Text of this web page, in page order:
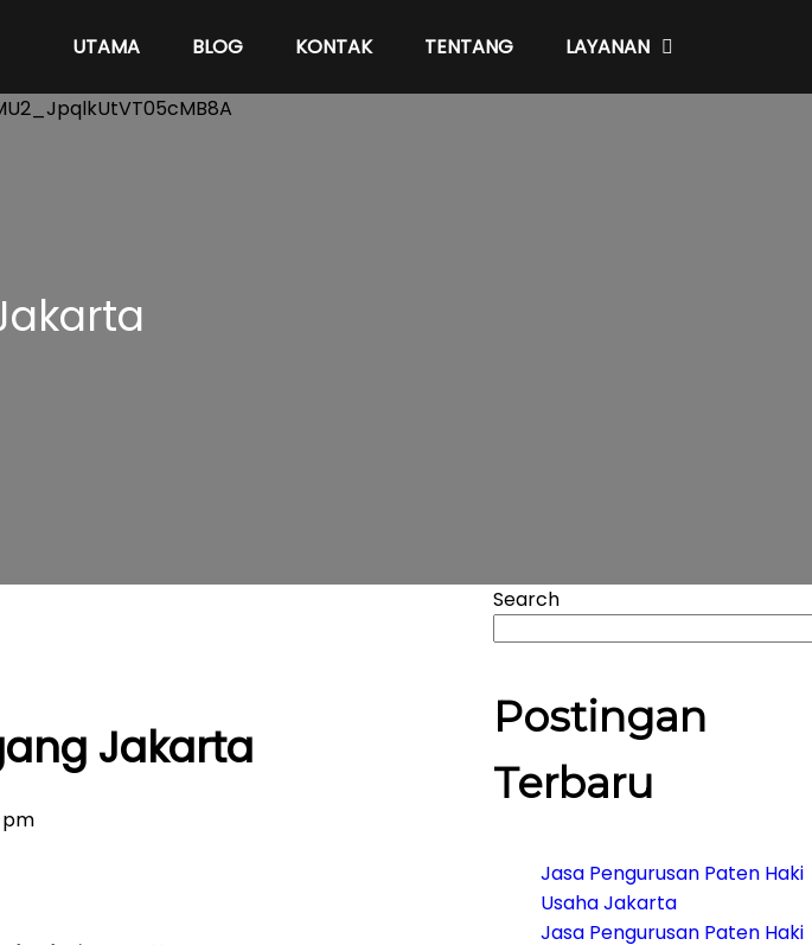
UTAMA BLOG KONTAK TENTANG LAYANAN
Jakarta
pm
Search
Postingan
Terbaru
Jasa Pengurusan Paten Haki
Usaha Jakarta
Jasa Pengurusan Paten Haki